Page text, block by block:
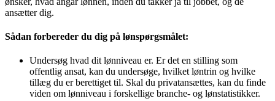
ansætter dig.
Sådan forbereder du dig på lønspørgsmålet:
Undersøg hvad dit lønniveau er. Er det en stilling som
offentlig ansat, kan du undersøge, hvilket løntrin og hvilke
tillæg du er berettiget til. Skal du privatansættes, kan du finde
viden om lønniveau i forskellige branche- og lønstatistikker.